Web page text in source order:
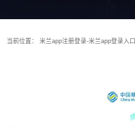
当前位置： 米兰app注册登录-米兰app登录入口